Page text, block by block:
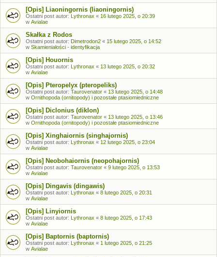
[Opis] Liaoningornis (liaoningornis)
Ostatni post autor: Lythronax « 16 lutego 2025, o 20:39
w Avialae
Skałka z Rodos
Ostatni post autor: Dimetrodon2 « 15 lutego 2025, o 14:52
w Skamieniałości - identyfikacja
[Opis] Houornis
Ostatni post autor: Lythronax « 13 lutego 2025, o 20:32
w Avialae
[Opis] Pteropelyx (pteropeliks)
Ostatni post autor: Taurovenator « 13 lutego 2025, o 14:48
w Ornithopoda (ornitopody) i pozostałe ptasiomiedniczne
[Opis] Diclonius (diklon)
Ostatni post autor: Taurovenator « 13 lutego 2025, o 13:46
w Ornithopoda (ornitopody) i pozostałe ptasiomiedniczne
[Opis] Xinghaiornis (singhajornis)
Ostatni post autor: Lythronax « 12 lutego 2025, o 23:04
w Avialae
[Opis] Neobohaiornis (neopohajornis)
Ostatni post autor: Taurovenator « 9 lutego 2025, o 13:53
w Avialae
[Opis] Dingavis (dingawis)
Ostatni post autor: Lythronax « 8 lutego 2025, o 20:31
w Avialae
[Opis] Linyiornis
Ostatni post autor: Lythronax « 8 lutego 2025, o 17:43
w Avialae
[Opis] Baptornis (baptornis)
Ostatni post autor: Lythronax « 1 lutego 2025, o 21:25
w Avialae